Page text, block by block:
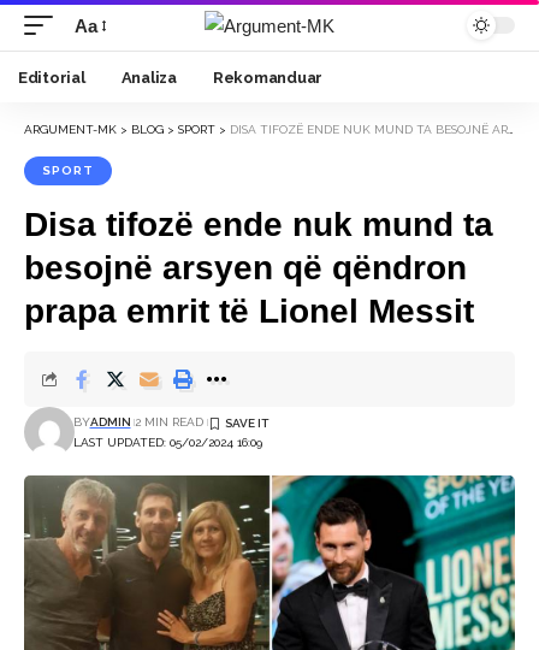
Font
Resizer
Aa
Editorial Analiza Rekomanduar
ARGUMENT-MK > BLOG > SPORT > DISA TIFOZË ENDE NUK MUND TA BESOJNË ARSYEN QË QËNDRON PRAPA EMRIT TË LIONEL MESSIT
SPORT
Disa tifozë ende nuk mund ta
besojnë arsyen që qëndron
prapa emrit të Lionel Messit
LAST UPDATED: 05/02/2024 16:09
BYADMIN 2 MIN READ